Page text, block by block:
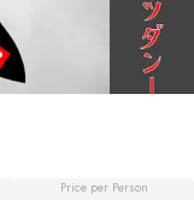
Price per Person